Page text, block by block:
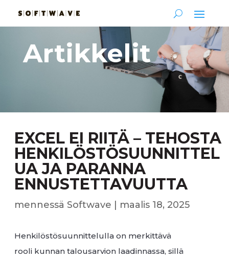
Artikkelit
EXCEL EI RIITÄ – TEHOSTA
HENKILÖSTÖSUUNNITTEL
UA JA PARANNA
ENNUSTETTAVUUTTA
mennessä Softwave maalis 18, 2025
Henkilöstösuunnittelulla on merkittävä
rooli kunnan talousarvion laadinnassa, sillä